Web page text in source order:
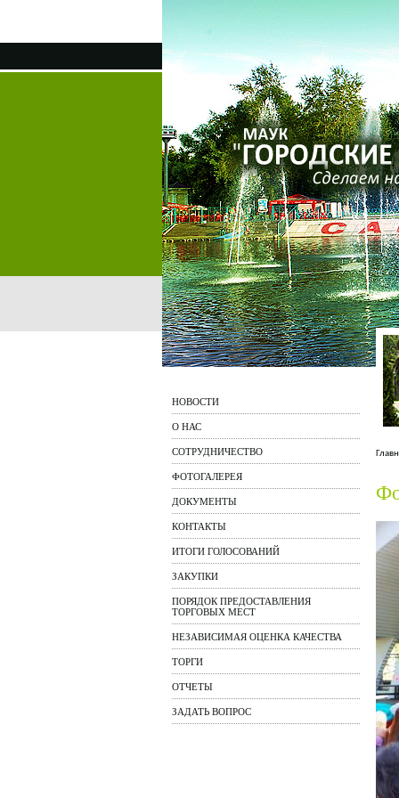
НОВОСТИ
О НАС
СОТРУДНИЧЕСТВО
ФОТОГАЛЕРЕЯ
ДОКУМЕНТЫ
КОНТАКТЫ
ИТОГИ ГОЛОСОВАНИЙ
ЗАКУПКИ
ПОРЯДОК ПРЕДОСТАВЛЕНИЯ
ТОРГОВЫХ МЕСТ
НЕЗАВИСИМАЯ ОЦЕНКА КАЧЕСТВА
ТОРГИ
ОТЧЕТЫ
ЗАДАТЬ ВОПРОС